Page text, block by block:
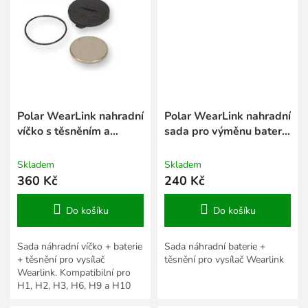
Polar WearLink nahradní
víčko s těsněním a
Skladem
360 Kč
Do košíku
Sada náhradní víčko + baterie
+ těsnění pro vysílač
Wearlink. Kompatibilní pro
H1, H2, H3, H6, H9 a H10
Polar WearLink nahradní
sada pro výměnu baterie
Skladem
240 Kč
Do košíku
Sada náhradní baterie +
těsnění pro vysílač Wearlink